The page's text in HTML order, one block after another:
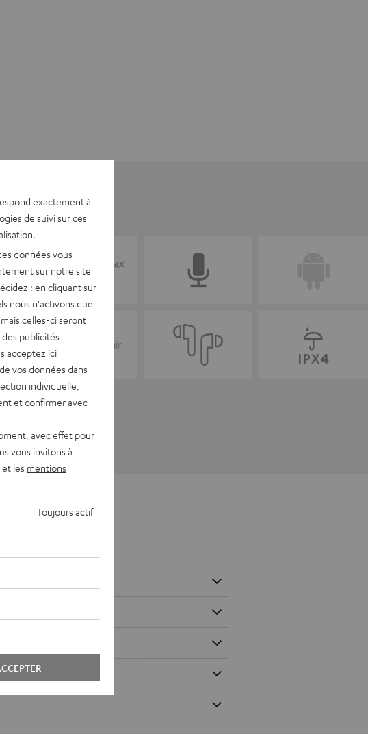
exactement à
de suivi sur ces
données vous
sur notre site
: en cliquant sur
nous n'activons que
celles-ci seront
des publicités
acceptez ici
vos données dans
individuelle,
et confirmer avec
avec effet pour
vous invitons à
les mentions
Toujours actif